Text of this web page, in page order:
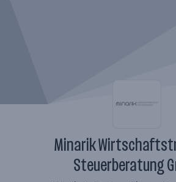
Minarik
Steuerberatung